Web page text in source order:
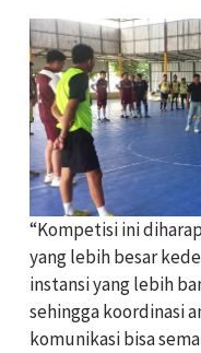
“Kompetisi ini
yang lebih besar
instansi yang lebih
sehingga koordinasi
komunikasi bisa